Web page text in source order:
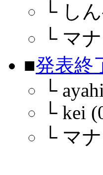
└ し
└ マ
■発表終
└
└ kei
└ マ